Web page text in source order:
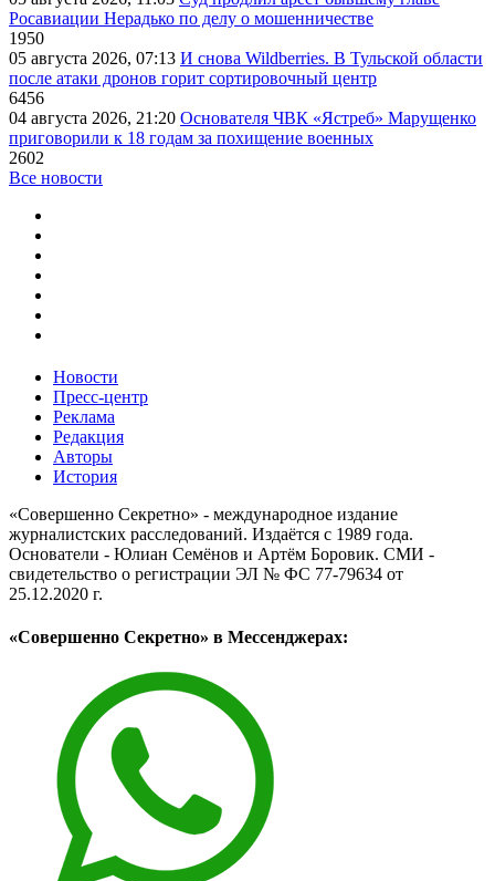
Росавиации Нерадько по делу о мошенничестве
1950
05 августа 2026, 07:13 И снова Wildberries. В Тульской области
после атаки дронов горит сортировочный центр
6456
04 августа 2026, 21:20 Основателя ЧВК «Ястреб» Марущенко
приговорили к 18 годам за похищение военных
2602
Все новости
Новости
Пресс-центр
Реклама
Редакция
Авторы
История
«Совершенно Секретно» - международное издание
журналистских расследований. Издаётся с 1989 года.
Основатели - Юлиан Семёнов и Артём Боровик. CМИ -
свидетельство о регистрации ЭЛ № ФС 77-79634 от
25.12.2020 г.
«Совершенно Секретно» в Мессенджерах: